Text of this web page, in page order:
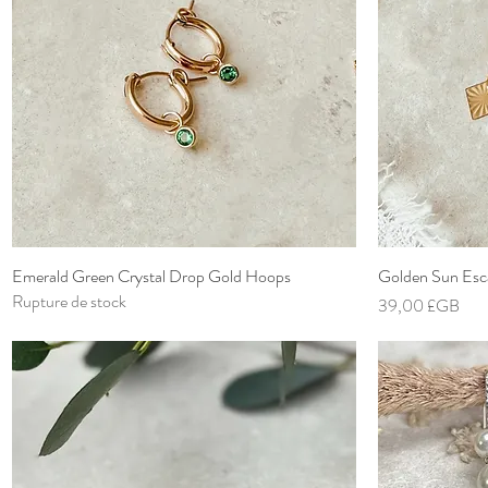
Aperçu rapide
Emerald Green Crystal Drop Gold Hoops
Rupture de stock
Golden Sun
Prix
39,00 £GB